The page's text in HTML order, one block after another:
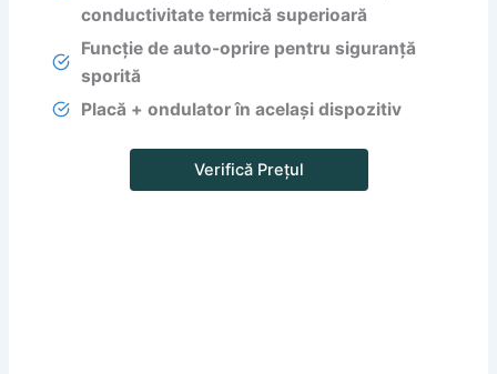
conductivitate termică superioară
Funcție de auto-oprire pentru siguranță
sporită
Placă + ondulator în același dispozitiv
Verifică Prețul